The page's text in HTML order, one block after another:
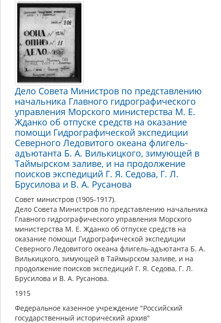
Дело Совета Министров по представлению
начальника Главного гидрографического
управления Морского министерства М. Е.
Жданко об отпуске средств на оказание
помощи Гидрографической экспедиции
Северного Ледовитого океана флигель-
адъютанта Б. А. Вилькицкого, зимующей в
Таймырском заливе, и на продолжение
поисков экспедиций Г. Я. Седова, Г. Л.
Брусилова и В. А. Русанова
Совет министров (1905-1917).
Дело Совета Министров по представлению начальника
Главного гидрографического управления Морского
министерства М. Е. Жданко об отпуске средств на
оказание помощи Гидрографической экспедиции
Северного Ледовитого океана флигель-адъютанта Б. А.
Вилькицкого, зимующей в Таймырском заливе, и на
продолжение поисков экспедиций Г. Я. Седова, Г. Л.
Брусилова и В. А. Русанова.
1915
Федеральное казенное учреждение "Российский
государственный исторический архив"